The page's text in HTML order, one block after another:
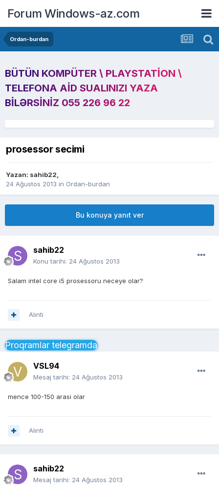
Forum Windows-az.com
Ordan-burdan
BÜTÜN KOMPÜTER \ PLAYSTATION \
TELEFONA AID SUALINIZI YAZA
BILƏRSINIZ 055 226 96 22
prosessor secimi
Yazan: sahib22,
24 Ağustos 2013 in Ordan-burdan
Bu konuya yanıt ver
sahib22
Konu tarihi: 24 Ağustos 2013
Salam intel core i5 prosessoru neceye olar?
Alıntı
Proqramlar telegramda
VSL94
Mesaj tarihi: 24 Ağustos 2013
mence 100-150 arasi olar
Alıntı
sahib22
Mesaj tarihi: 24 Ağustos 2013